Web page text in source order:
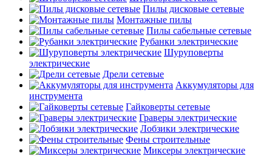
Пилы дисковые сетевые
Монтажные пилы
Пилы сабельные сетевые
Рубанки электрические
Шуруповерты
электрические
Дрели сетевые
Аккумуляторы для
инструмента
Гайковерты сетевые
Граверы электрические
Лобзики электрические
Фены строительные
Миксеры электрические